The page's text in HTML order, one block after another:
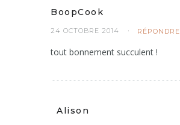
BoopCook
24 OCTOBRE 2014 RÉPONDRE
tout bonnement succulent !
Alison